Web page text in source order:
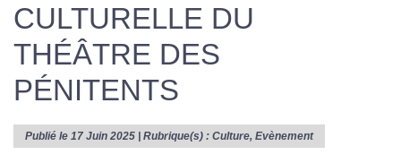
CULTURELLE DU
THÉÂTRE DES
PÉNITENTS
Publié le 17 Juin 2025 | Rubrique(s) : Culture, Evènement